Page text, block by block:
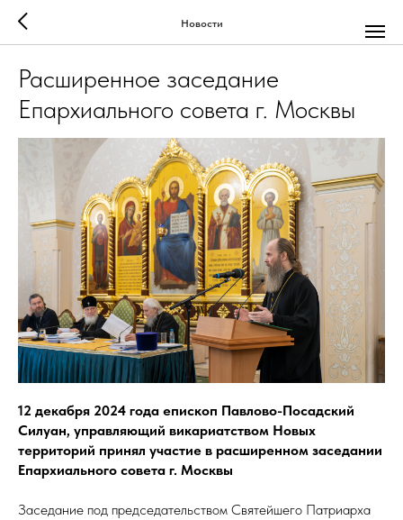
Новости
Расширенное заседание
Епархиального совета г. Москвы
12 декабря 2024 года епископ Павлово-Посадский
Силуан, управляющий викариатством Новых
территорий принял участие в расширенном заседании
Епархиального совета г. Москвы
Заседание под председательством Святейшего Патриарха